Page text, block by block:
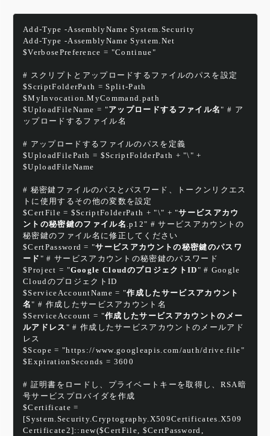
Add-Type -AssemblyName System.Security
Add-Type -AssemblyName System.Net
$VerbosePreference = "Continue"
# スクリプトとアップロードするファイルのパスを設定
$ScriptFolderPath = Split-Path
$MyInvocation.MyCommand.path
$UploadFileName = "アップロードするファイル名" # ア
ップロードするファイル名
# アップロードするファイルのパスを定義
$UploadFilePath = $ScriptFolderPath + "\" +
$UploadFileName
# 秘密鍵ファイルのパスとパスワード、トークンリクエス
トに使用するその他の変数を設定
$CertFile = $ScriptFolderPath + "\" + "サービスアカウ
ントの秘密鍵のファイル名 .p12" # サービスアカウントの
秘密鍵のファイル名に修正してください
$CertPassword = "サービスアカウントの秘密鍵のパスワ
ード " # サービスアカウントの秘密鍵のパスワード
$Project = "Google CloudのプロジェクトID" # Google
CloudのプロジェクトID
$ServiceAccountName = "作成したサービスアカウント
名" # 作成したサービスアカウント名
$ServiceAccount = "作成したサービスアカウントのメー
ルアドレス " # 作成したサービスアカウントのメールアド
レス
$Scope = "https://www.googleapis.com/auth/drive.file"
$ExpirationSeconds = 3600
# 証明書をロードし、プライベートキーを取得し、RSA暗
号サービスプロバイダを作成
$Certificate =
[System.Security.Cryptography.X509Certificates.X509
Certificate2]::new($CertFile, $CertPassword,